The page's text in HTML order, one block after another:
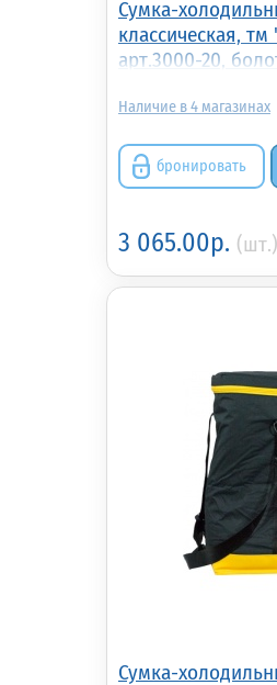
Сумка-
классическая, тм
арт.3000-20,
4
бронировать
3 065.00р. (шт.)
Сумка-